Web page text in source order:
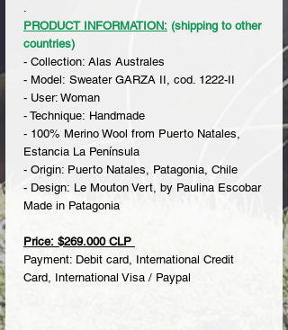
.
PRODUCT INFORMATION: (shipping to other
countries)
- Collection: Alas Australes
- Model: Sweater GARZA II, cod. 1222-II
- User: Woman
- Technique: Handmade
- 100% Merino Wool from Puerto Natales,
Estancia La Península
- Origin: Puerto Natales, Patagonia, Chile
- Design: Le Mouton Vert, by Paulina Escobar
Made in Patagonia
Price: $269.000 CLP
Payment: Debit card, International Credit
Card, International Visa / Paypal